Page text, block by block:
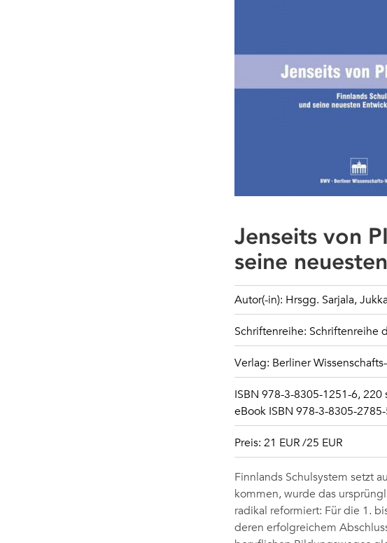
Jenseits von
seine
Autor(-in): Hrsgg. Sarjala,
Schriftenreihe: Schriftenreihe
Verlag: Berliner
ISBN 978-3-8305-1251-6, 220
eBook ISBN 978-3-8305-2785-
Preis: 21 EUR /25 EUR
Finnlands Schulsystem setzt
kommen, wurde das
radikal reformiert: Für die 1.
deren erfolgreichem